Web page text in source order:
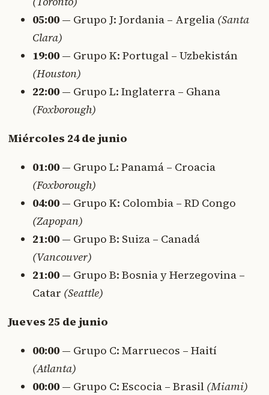
05:00 — Grupo J: Jordania – Argelia (Santa
Clara)
19:00 — Grupo K: Portugal – Uzbekistán
(Houston)
22:00 — Grupo L: Inglaterra – Ghana
(Foxborough)
Miércoles 24 de junio
01:00 — Grupo L: Panamá – Croacia
(Foxborough)
04:00 — Grupo K: Colombia – RD Congo
(Zapopan)
21:00 — Grupo B: Suiza – Canadá
(Vancouver)
21:00 — Grupo B: Bosnia y Herzegovina –
Catar (Seattle)
Jueves 25 de junio
00:00 — Grupo C: Marruecos – Haití
(Atlanta)
00:00 — Grupo C: Escocia – Brasil (Miami)